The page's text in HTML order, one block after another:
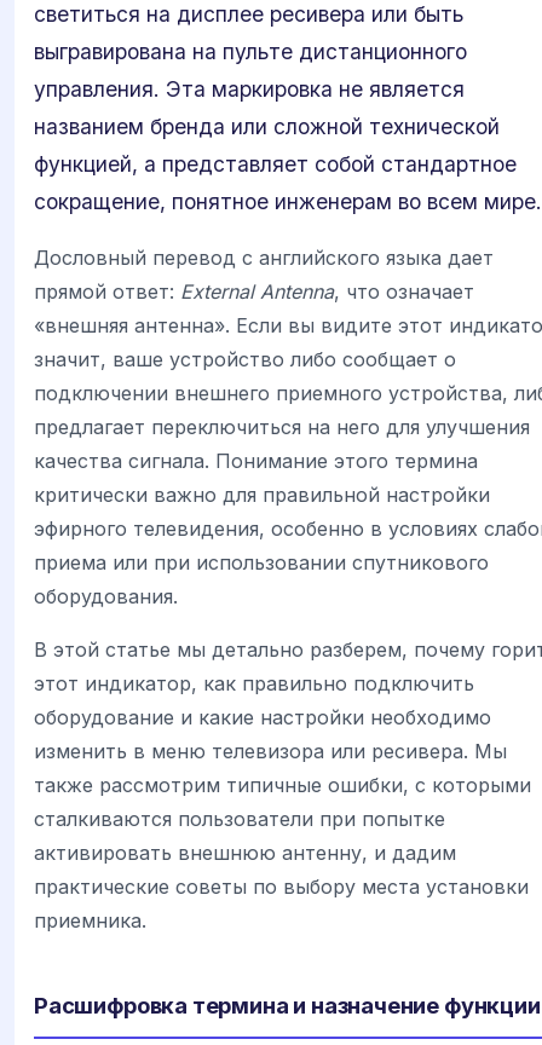
светиться на дисплее ресивера или быть
выгравирована на пульте дистанционного
управления. Эта маркировка не является
названием бренда или сложной технической
функцией, а представляет собой стандартное
сокращение, понятное инженерам во всем мире.
Дословный перевод с английского языка дает
прямой ответ: External Antenna, что означает
«внешняя антенна». Если вы видите этот
значит, ваше устройство либо сообщает о
подключении внешнего приемного устройства,
предлагает переключиться на него для улучшения
качества сигнала. Понимание этого термина
критически важно для правильной настройки
эфирного телевидения, особенно в условиях
приема или при использовании спутникового
оборудования.
В этой статье мы детально разберем, почему
этот индикатор, как правильно подключить
оборудование и какие настройки необходимо
изменить в меню телевизора или ресивера. Мы
также рассмотрим типичные ошибки, с которыми
сталкиваются пользователи при попытке
активировать внешнюю антенну, и дадим
практические советы по выбору места установки
приемника.
Расшифровка термина и назначение функции